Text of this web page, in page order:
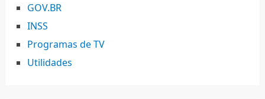
GOV.BR
INSS
Programas de TV
Utilidades